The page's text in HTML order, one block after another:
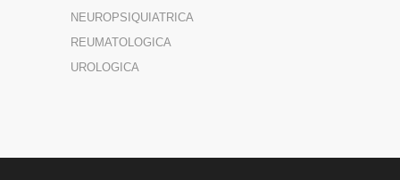
NEUROPSIQUIATRICA
REUMATOLOGICA
UROLOGICA